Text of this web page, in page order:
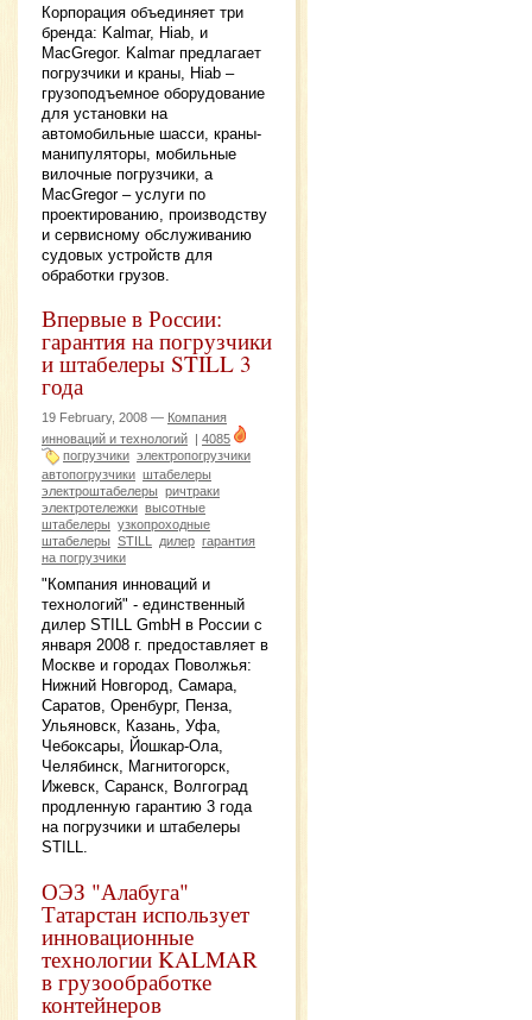
Корпорация объединяет три
бренда: Kalmar, Hiab, и
MacGregor. Kalmar предлагает
погрузчики и краны, Hiab –
грузоподъемное оборудование
для установки на
автомобильные шасси, краны-
манипуляторы, мобильные
вилочные погрузчики, а
MacGregor – услуги по
проектированию, производству
и сервисному обслуживанию
судовых устройств для
обработки грузов.
Впервые в России:
гарантия на погрузчики
и штабелеры STILL 3
года
19 February, 2008 — Компания
инноваций и технологий
4085
погрузчики электропогрузчики
автопогрузчики штабелеры
электроштабелеры ричтраки
электротележки высотные
штабелеры узкопроходные
штабелеры STILL дилер гарантия
на погрузчики
"Компания инноваций и
технологий" - единственный
дилер STILL GmbH в России с
января 2008 г. предоставляет в
Москве и городах Поволжья:
Нижний Новгород, Самара,
Саратов, Оренбург, Пенза,
Ульяновск, Казань, Уфа,
Чебоксары, Йошкар-Ола,
Челябинск, Магнитогорск,
Ижевск, Саранск, Волгоград
продленную гарантию 3 года
на погрузчики и штабелеры
STILL.
ОЭЗ "Алабуга"
Татарстан использует
инновационные
технологии KALMAR
в грузообработке
контейнеров